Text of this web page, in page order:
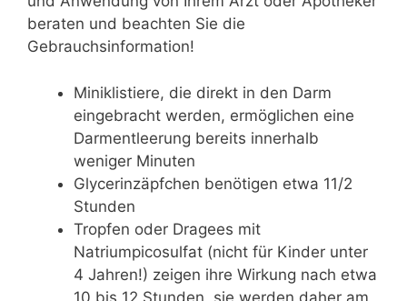
beraten und beachten Sie die
Gebrauchsinformation!
Miniklistiere, die direkt in den Darm
eingebracht werden, ermöglichen eine
Darmentleerung bereits innerhalb
weniger Minuten
Glycerinzäpfchen benötigen etwa 11/2
Stunden
Tropfen oder Dragees mit
Natriumpicosulfat (nicht für Kinder unter
4 Jahren!) zeigen ihre Wirkung nach etwa
10 bis 12 Stunden, sie werden daher am